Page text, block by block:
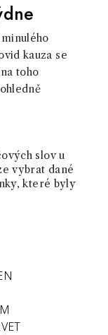
kauza se
toho
slov u
vybrat dané
které byly